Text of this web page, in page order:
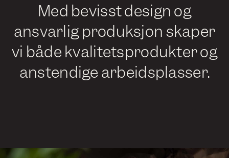
Med bevisst design og
ansvarlig produksjon skaper
vi både kvalitetsprodukter og
anstendige arbeidsplasser.